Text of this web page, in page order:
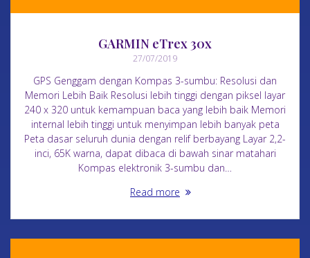
GARMIN eTrex 30x
27/07/2019
GPS Genggam dengan Kompas 3-sumbu: Resolusi dan
Memori Lebih Baik Resolusi lebih tinggi dengan piksel layar
240 x 320 untuk kemampuan baca yang lebih baik Memori
internal lebih tinggi untuk menyimpan lebih banyak peta
Peta dasar seluruh dunia dengan relif berbayang Layar 2,2-
inci, 65K warna, dapat dibaca di bawah sinar matahari
Kompas elektronik 3-sumbu dan…
Read more